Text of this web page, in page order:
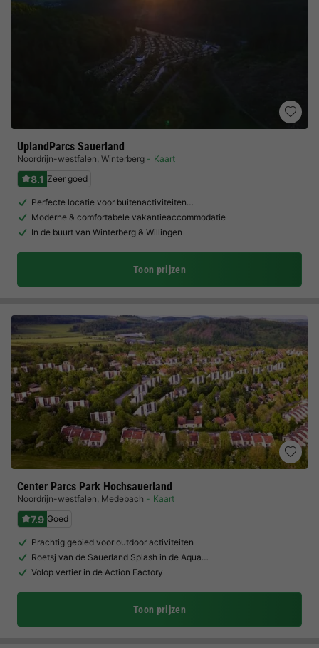
UplandParcs Sauerland
Noordrijn-westfalen, Winterberg Kaart
8.1 Zeer goed
Perfecte locatie voor buitenactiviteiten…
Moderne & comfortabele vakantieaccommodatie
In de buurt van Winterberg & Willingen
Toon prijzen
Center Parcs Park Hochsauerland
Noordrijn-westfalen, Medebach Kaart
7.9 Goed
Prachtig gebied voor outdoor activiteiten
Roetsj van de Sauerland Splash in de Aqua…
Volop vertier in de Action Factory
Toon prijzen